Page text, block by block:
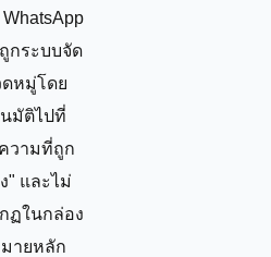
กระบบจัด
หมู่โดย
มัติไปที่
วามที่ถูก
" และไม่
ฏในกล่อง
ายหลัก